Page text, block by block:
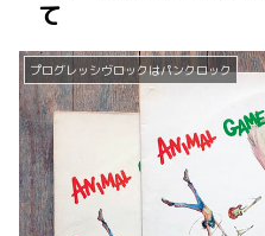
て
プログレッシヴロックはパンクロック